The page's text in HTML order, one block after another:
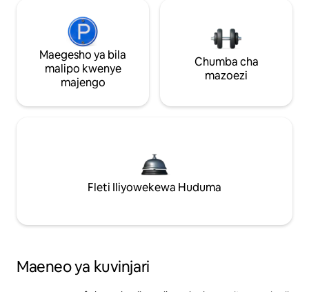
Maegesho ya bila
malipo kwenye
majengo
Chumba cha
mazoezi
Fleti Iliyowekewa Huduma
Maeneo ya kuvinjari